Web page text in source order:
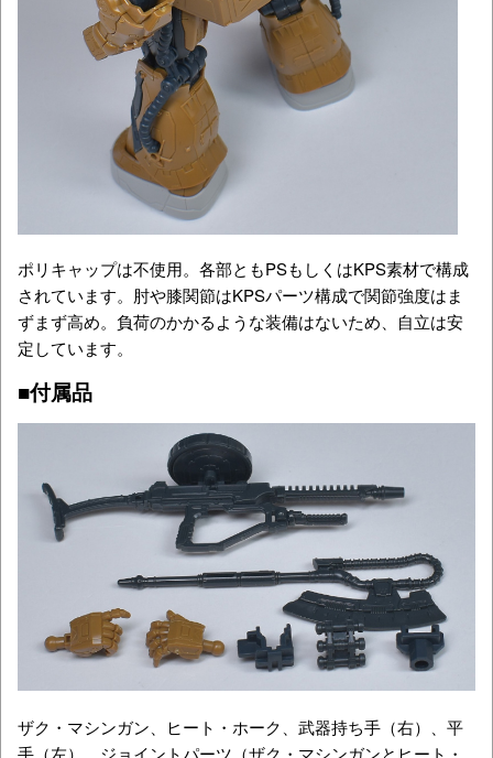
ポリキャップは不使用。各部ともPSもしくはKPS素材で構成
されています。肘や膝関節はKPSパーツ構成で関節強度はま
ずまず高め。負荷のかかるような装備はないため、自立は安
定しています。
■付属品
ザク・マシンガン、ヒート・ホーク、武器持ち手（右）、平
手（左）、ジョイントパーツ（ザク・マシンガンとヒート・